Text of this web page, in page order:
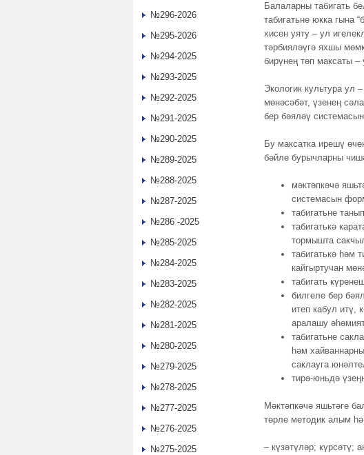
Балаларны табигать
табигатьне юкка гына
хисен уяту – ул
тәрбияләүгә яхшы
бирүнең төп максаты
Экологик культура ул
мөнәсәбәт, үзенең
бер бәяләү
Бу максатка ирешү
бәйле бурычларны
мәктәпкәчә
системасын
табигатьне
табигатькә
тормышта
табигатькә һәм
кайгыртучан
табигать
билгеле бер
итеп кабул итү,
аралашу
табигатьне
һәм
саклауга
тирә-юньдә
Мәктәпкәчә яшьтәге
төрле методик алым
– күзәтүләр; күрсәтү;
№296-2026
№295-2026
№294-2025
№293-2025
№292-2025
№291-2025
№290-2025
№289-2025
№288-2025
№287-2025
№286 -2025
№285-2025
№284-2025
№283-2025
№282-2025
№281-2025
№280-2025
№279-2025
№278-2025
№277-2025
№276-2025
№275-2025